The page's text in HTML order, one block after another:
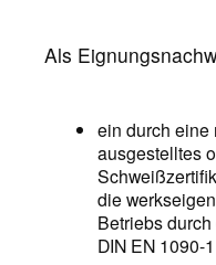
Als
ein durch eine
ausgestelltes
die
Betriebs
DIN EN 1090-